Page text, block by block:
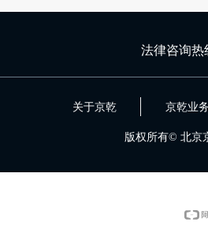
法律咨询热
版权所有© 北京
关于京乾 京乾业